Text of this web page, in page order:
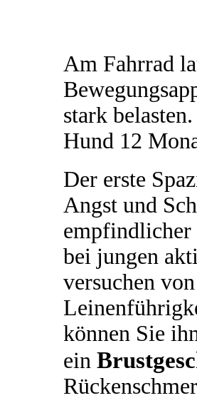
Am Fahrrad
stark
Hund 12
Der erste
Angst und
empfindlicher
bei jungen
versuchen
können Sie
ein